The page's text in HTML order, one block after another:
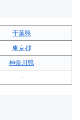
千葉県
東京都
神奈川県
–